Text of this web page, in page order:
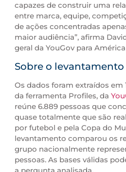
capazes de construir uma
entre marca, equipe,
de ações concentradas
maior audiência”, afirma
geral da YouGov para
Sobre o levantamento
Os dados foram extraídos em
da ferramenta Profiles, da
reúne 6.889 pessoas que
quase totalmente que são
por futebol e pela Copa do
levantamento comparou os
grupo nacionalmente
pessoas. As bases válidas
a pergunta analisada.